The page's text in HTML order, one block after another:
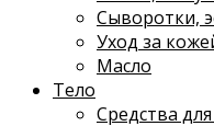
Сыворотки,
Уход за
Масло
Тело
Средства